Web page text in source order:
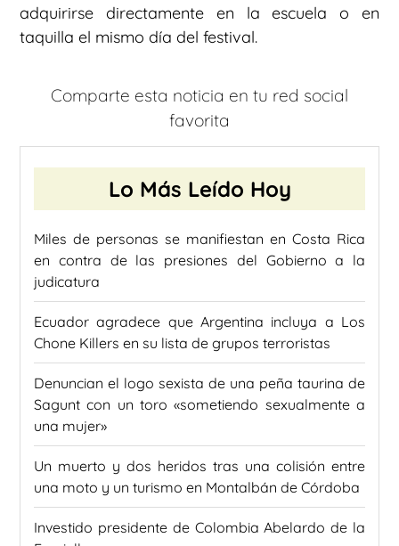
adquirirse directamente en la escuela o en
taquilla el mismo día del festival.
Comparte esta noticia en tu red social
favorita
Lo Más Leído Hoy
Miles de personas se manifiestan en Costa Rica
en contra de las presiones del Gobierno a la
judicatura
Ecuador agradece que Argentina incluya a Los
Chone Killers en su lista de grupos terroristas
Denuncian el logo sexista de una peña taurina de
Sagunt con un toro «sometiendo sexualmente a
una mujer»
Un muerto y dos heridos tras una colisión entre
una moto y un turismo en Montalbán de Córdoba
Investido presidente de Colombia Abelardo de la